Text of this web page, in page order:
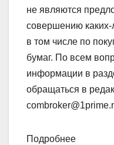
не являются
совершению каких-
в том числе по
бумаг. По всем
информации в
обращаться в
Подробнее